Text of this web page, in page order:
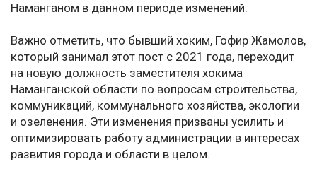
Наманганом в данном периоде изменений.
Важно отметить, что бывший хоким, Гофир Жамолов,
который занимал этот пост с 2021 года, переходит
на новую должность заместителя хокима
Наманганской области по вопросам строительства,
коммуникаций, коммунального хозяйства, экологии
и озеленения. Эти изменения призваны усилить и
оптимизировать работу администрации в интересах
развития города и области в целом.